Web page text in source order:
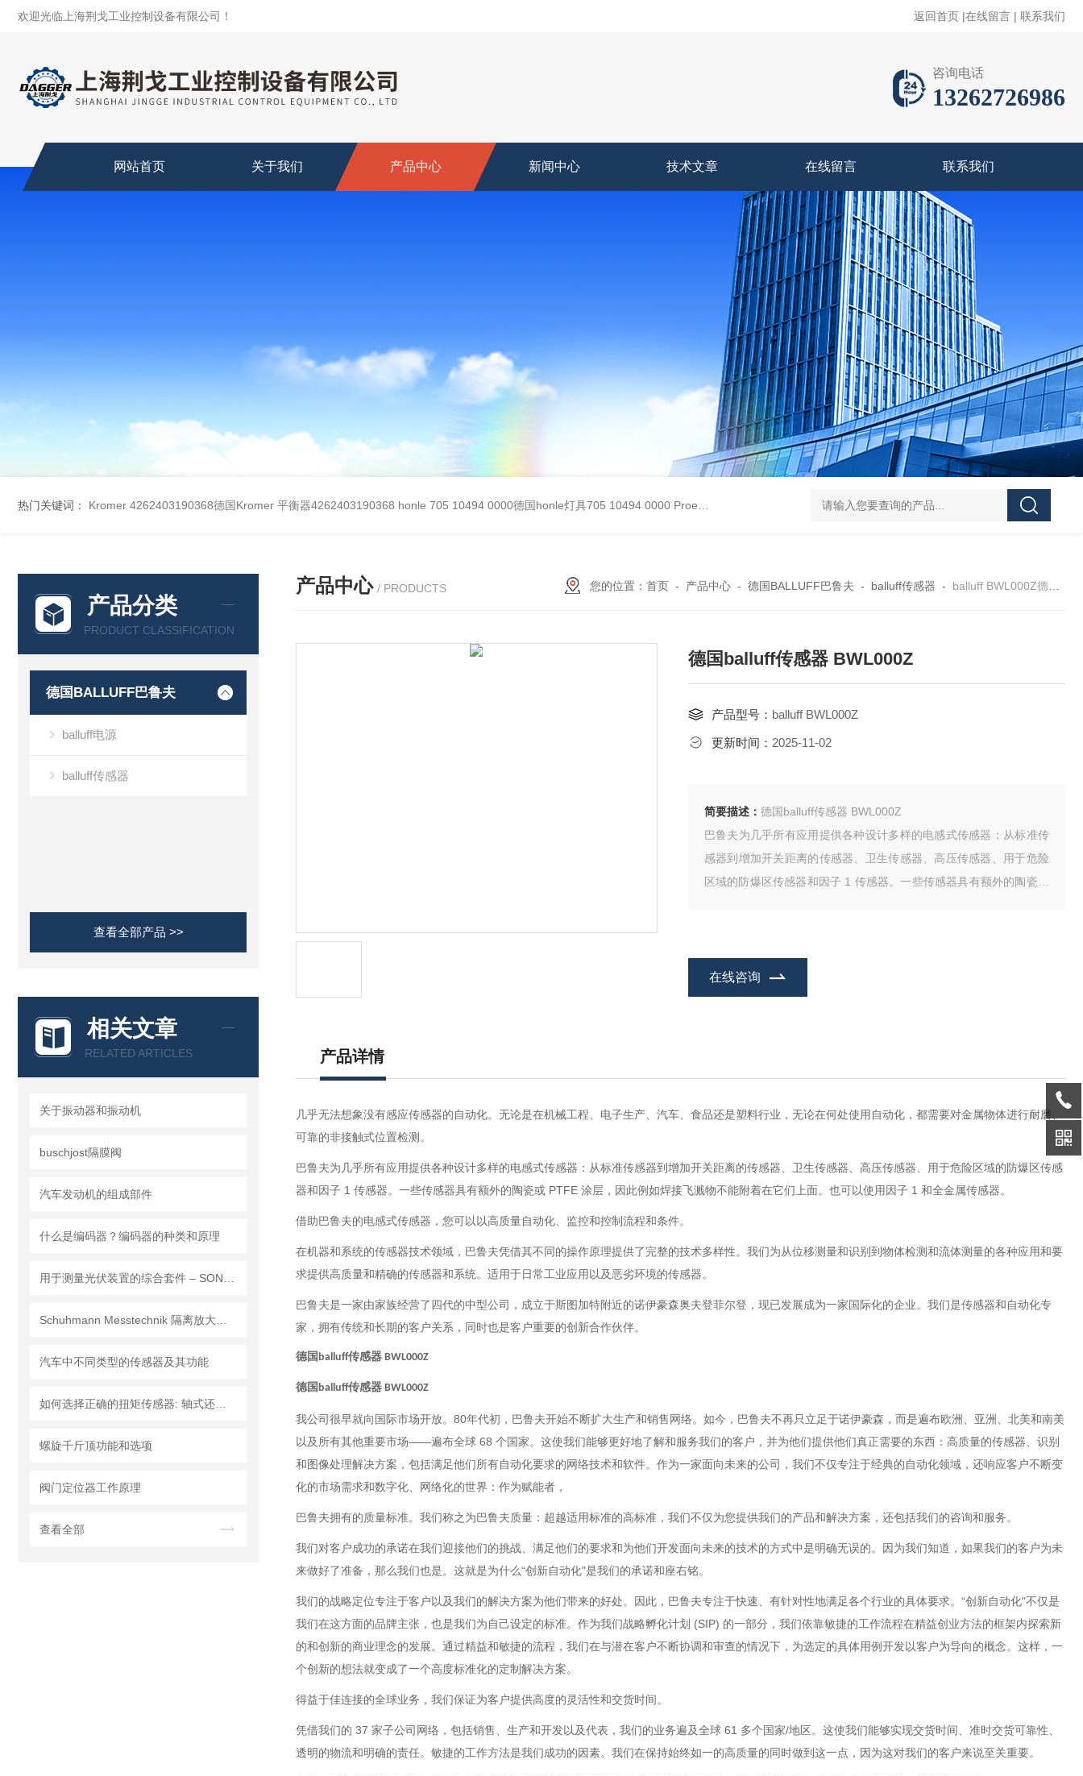
欢迎光临上海荆戈工业控制设备有限公司！ 返回首页 |在线留言 | 联系我们
咨询电话
13262726986
网站首页 关于我们 产品中心 新闻中心 技术文章 在线留言 联系我们
热门关键词： Kromer 4262403190368德国Kromer 平衡器4262403190368 honle 705 10494 0000德国honle灯具705 10494 0000 Proemion wireless 4001德国Proemion模块CANlink wireless 4001 asutec ASU-
产品分类
PRODUCT CLASSIFICATION
德国BALLUFF巴鲁夫
balluff电源
balluff传感器
查看全部产品 >>
相关文章
RELATED ARTICLES
关于振动器和振动机
buschjost隔膜阀
汽车发动机的组成部件
什么是编码器？编码器的种类和原理
汽车中不同类型的传感器及其功能
螺旋千斤顶功能和选项
阀门定位器工作原理
查看全部
产品中心 / PRODUCTS 您的位置： 首页- 产品中心- 德国BALLUFF巴鲁夫 - balluff传感器 - balluff BWL000Z德国balluff传感器 BWL000Z
德国balluff传感器 BWL000Z
产品型号： balluff BWL000Z
更新时间： 2025-11-02
简要描述： 德国balluff传感器 BWL000Z
巴鲁夫为几乎所有应用提供各种设计多样的电感式传感器：从标准传
感器到增加开关距离的传感器、卫生传感器、高压传感器、用于危险
区域的防爆区传感器和因子 1 传感器。一些传感器具有额外的陶瓷或
在线咨询
产品详情
几乎无法想象没有感应传感器的自动化。无论是在机械工程、电子生产、汽车、食品还是塑料行业，无论在何处使用自动化，都需要对金属物体进行耐磨、
可靠的非接触式位置检测。
巴鲁夫为几乎所有应用提供各种设计多样的电感式传感器：从标准传感器到增加开关距离的传感器、卫生传感器、高压传感器、用于危险区域的防爆区传感
器和因子 1 传感器。一些传感器具有额外的陶瓷或 PTFE 涂层，因此例如焊接飞溅物不能附着在它们上面。也可以使用因子 1 和全金属传感器。
借助巴鲁夫的电感式传感器，您可以以高质量自动化、监控和控制流程和条件。
在机器和系统的传感器技术领域，巴鲁夫凭借其不同的操作原理提供了完整的技术多样性。我们为从位移测量和识别到物体检测和流体测量的各种应用和要
求提供高质量和精确的传感器和系统。适用于日常工业应用以及恶劣环境的传感器。
巴鲁夫是一家由家族经营了四代的中型公司，成立于斯图加特附近的诺伊豪森奥夫登菲尔登，现已发展成为一家国际化的企业。我们是传感器和自动化专
家，拥有传统和长期的客户关系，同时也是客户重要的创新合作伙伴。
德国balluff传感器 BWL000Z
德国balluff传感器 BWL000Z
我公司很早就向国际市场开放。80年代初，巴鲁夫开始不断扩大生产和销售网络。如今，巴鲁夫不再只立足于诺伊豪森，而是遍布欧洲、亚洲、北美和南美
以及所有其他重要市场——遍布全球 68 个国家。这使我们能够更好地了解和服务我们的客户，并为他们提供他们真正需要的东西：高质量的传感器、识别
和图像处理解决方案，包括满足他们所有自动化要求的网络技术和软件。作为一家面向未来的公司，我们不仅专注于经典的自动化领域，还响应客户不断变
化的市场需求和数字化、网络化的世界：作为赋能者，
巴鲁夫拥有的质量标准。我们称之为巴鲁夫质量：超越适用标准的高标准，我们不仅为您提供我们的产品和解决方案，还包括我们的咨询和服务。
我们对客户成功的承诺在我们迎接他们的挑战、满足他们的要求和为他们开发面向未来的技术的方式中是明确无误的。因为我们知道，如果我们的客户为未
来做好了准备，那么我们也是。这就是为什么“创新自动化"是我们的承诺和座右铭。
我们的战略定位专注于客户以及我们的解决方案为他们带来的好处。因此，巴鲁夫专注于快速、有针对性地满足各个行业的具体要求。“创新自动化"不仅是
我们在这方面的品牌主张，也是我们为自己设定的标准。作为我们战略孵化计划 (SIP) 的一部分，我们依靠敏捷的工作流程在精益创业方法的框架内探索新
的和创新的商业理念的发展。通过精益和敏捷的流程，我们在与潜在客户不断协调和审查的情况下，为选定的具体用例开发以客户为导向的概念。这样，一
个创新的想法就变成了一个高度标准化的定制解决方案。
得益于佳连接的全球业务，我们保证为客户提供高度的灵活性和交货时间。
凭借我们的 37 家子公司网络，包括销售、生产和开发以及代表，我们的业务遍及全球 61 多个国家/地区。这使我们能够实现交货时间、准时交货可靠性、
透明的物流和明确的责任。敏捷的工作方法是我们成功的因素。我们在保持始终如一的高质量的同时做到这一点，因为这对我们的客户来说至关重要。